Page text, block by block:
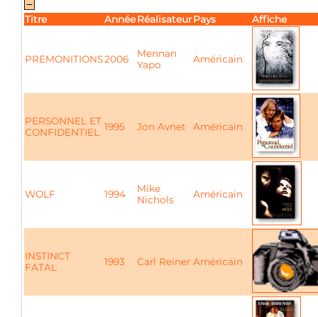
Titre AnnéeRéalisateurPays Affiche
PREMONITIONS2006
Mennan
Yapo
Américain
PERSONNEL ET
CONFIDENTIEL
1995 Jon Avnet Américain
WOLF 1994
Mike
Nichols
Américain
INSTINCT
FATAL
1993 Carl Reiner Américain